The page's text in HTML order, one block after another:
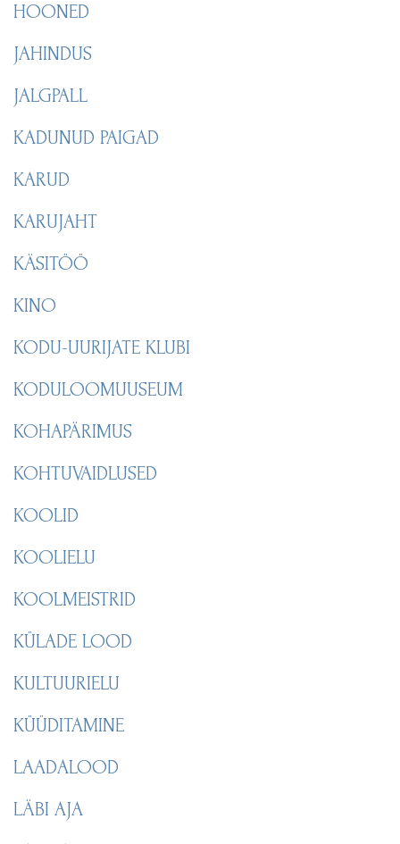
HOONED
JAHINDUS
JALGPALL
KADUNUD PAIGAD
KARUD
KARUJAHT
KÄSITÖÖ
KINO
KODU-UURIJATE KLUBI
KODULOOMUUSEUM
KOHAPÄRIMUS
KOHTUVAIDLUSED
KOOLID
KOOLIELU
KOOLMEISTRID
KÜLADE LOOD
KULTUURIELU
KÜÜDITAMINE
LAADALOOD
LÄBI AJA